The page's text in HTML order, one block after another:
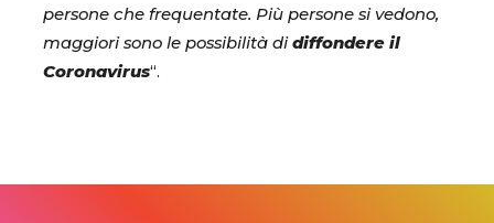
persone che frequentate. Più persone si vedono,
maggiori sono le possibilità didiffondere il
Coronavirus“.